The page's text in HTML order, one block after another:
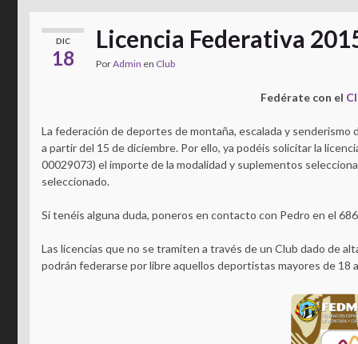
DIC
18
Licencia Federativa
PorAdmin en Club
Fedérate con el
La federación de deportes de montaña, escalada y senderismo
a partir del 15 de diciembre. Por ello, ya podéis solicitar la
00029073) el importe de la modalidad y suplementos
seleccionado.
Si tenéis alguna duda, poneros en contacto con Pedro en el
Las licencias que no se tramiten a través de un Club dado de
podrán federarse por libre aquellos deportistas mayores de 18